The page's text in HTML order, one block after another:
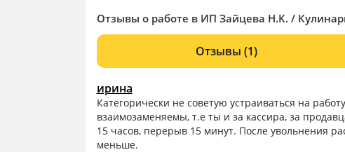
Отзывы о работе в ИП Зайцева Н.К. /
Отзывы(1)
ирина
Категорически не советую устраиваться на
взаимозаменяемы, т.е ты и за кассира, за
15 часов, перерыв 15 минут. После увольнения
меньше.